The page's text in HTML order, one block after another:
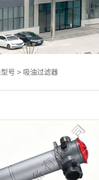
号 > 吸油过滤器